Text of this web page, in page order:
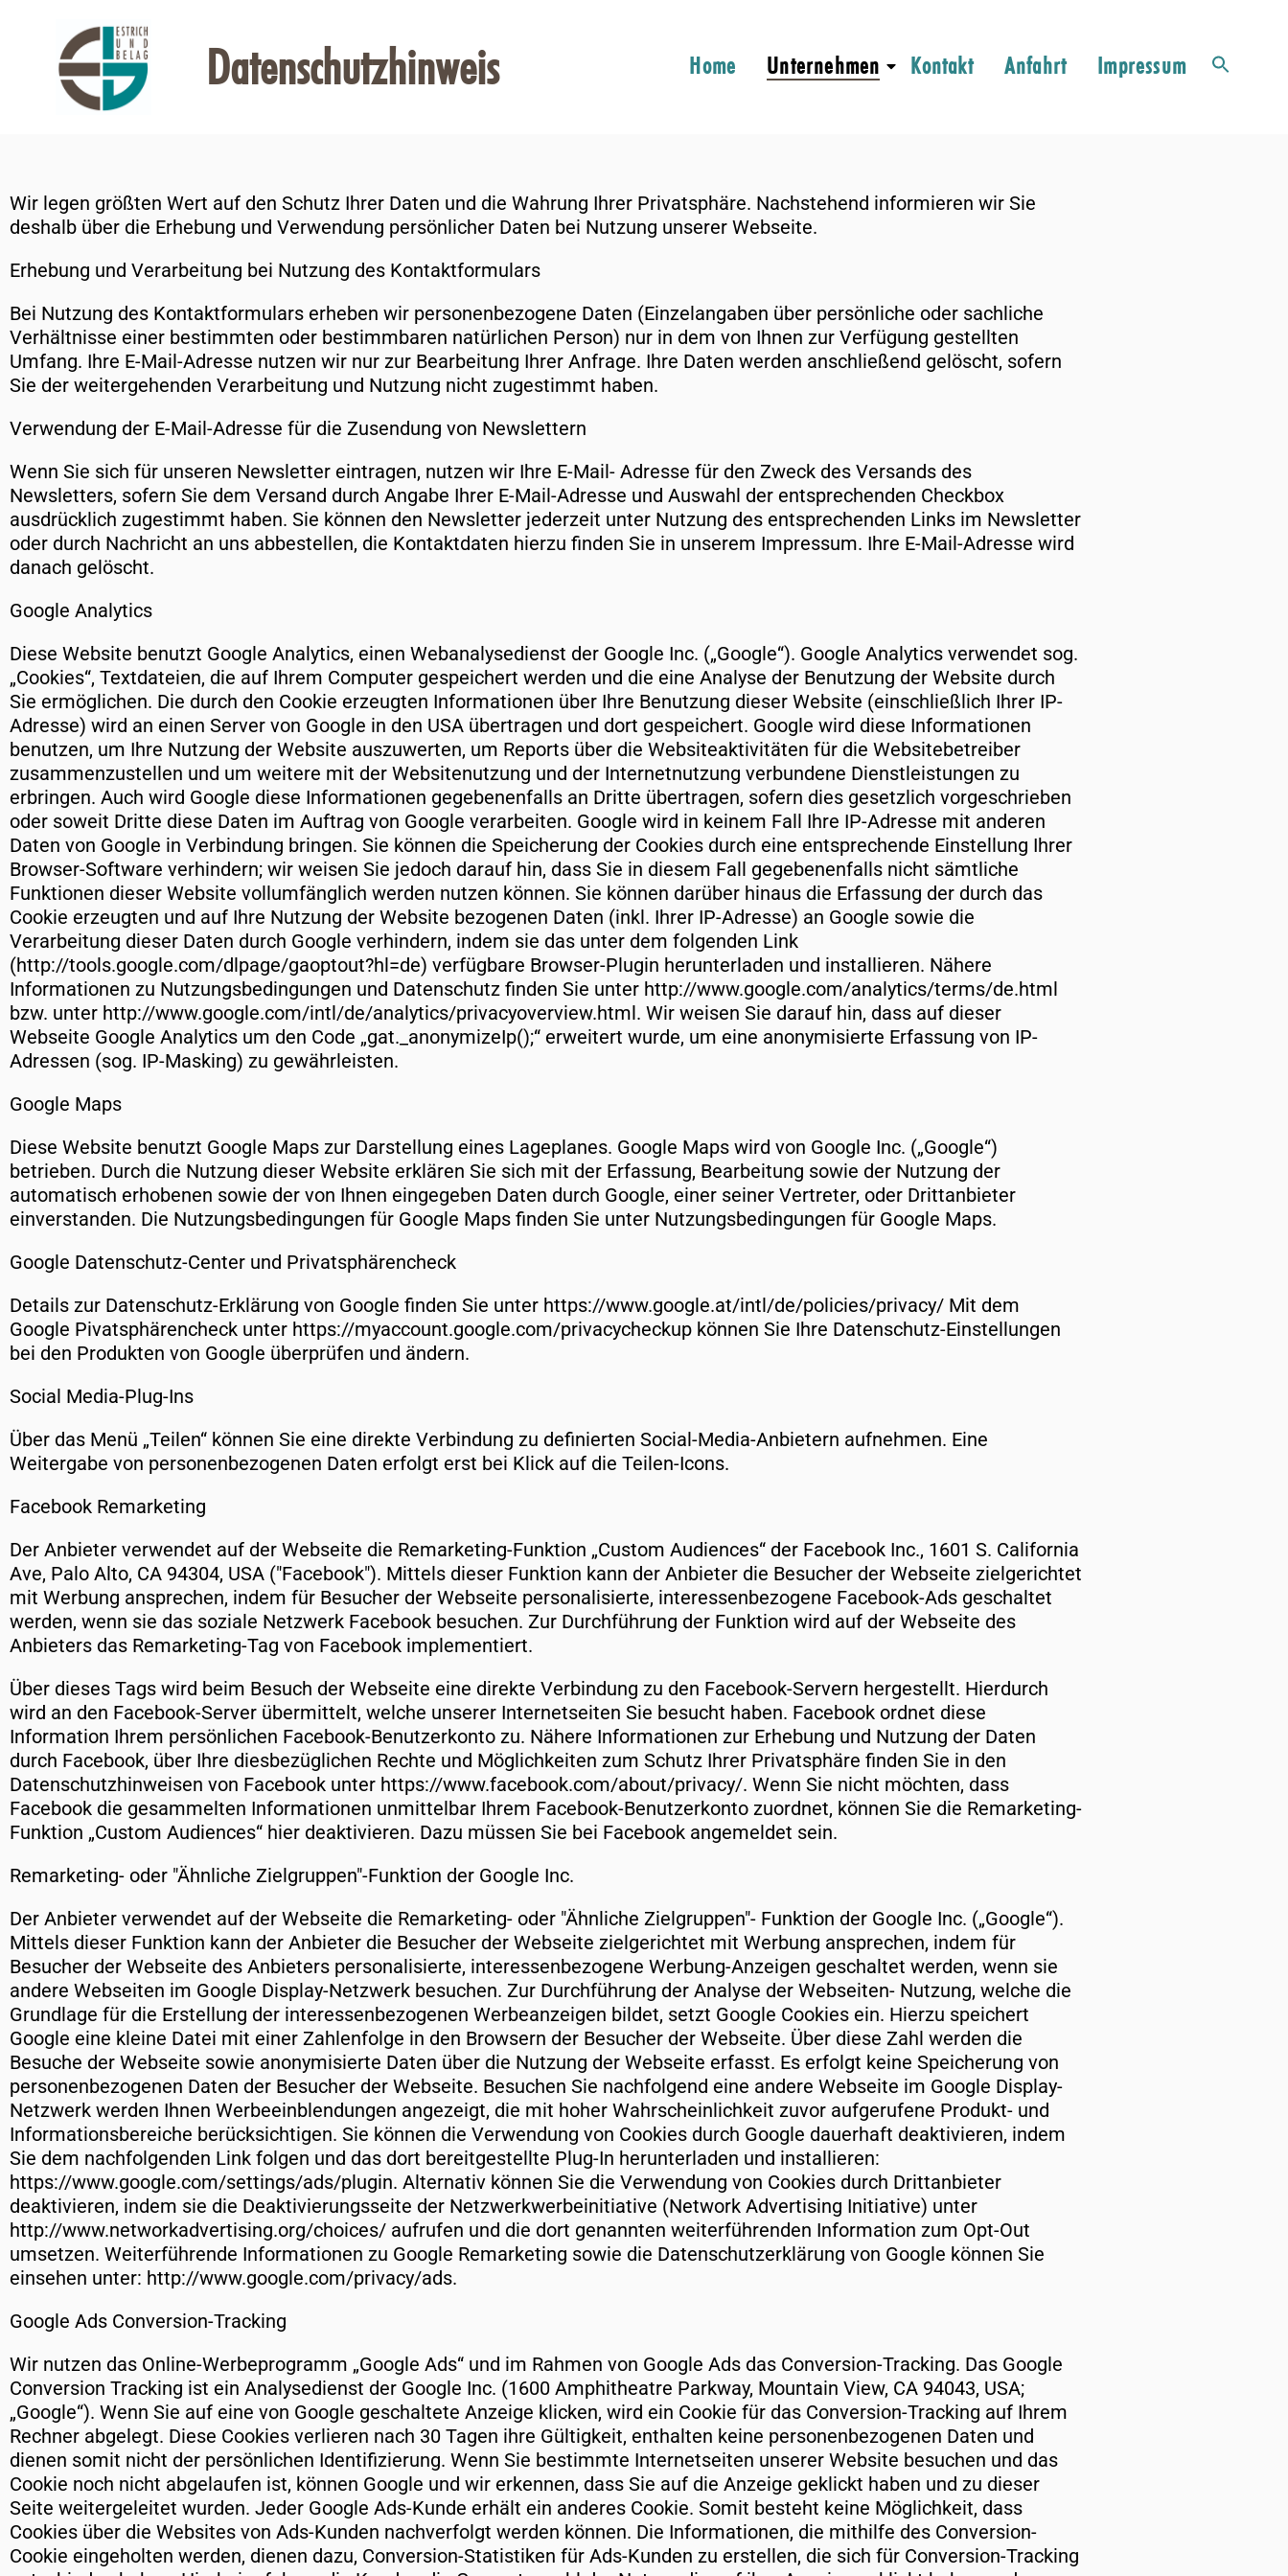
Datenschutzhinweis Home Unternehmen Kontakt Anfahrt Impressum
Wir legen größten Wert auf den Schutz Ihrer Daten und die Wahrung Ihrer Privatsphäre. Nachstehend informieren wir Sie
deshalb über die Erhebung und Verwendung persönlicher Daten bei Nutzung unserer Webseite.
Erhebung und Verarbeitung bei Nutzung des Kontaktformulars
Bei Nutzung des Kontaktformulars erheben wir personenbezogene Daten (Einzelangaben über persönliche oder sachliche
Verhältnisse einer bestimmten oder bestimmbaren natürlichen Person) nur in dem von Ihnen zur Verfügung gestellten
Umfang. Ihre E-Mail-Adresse nutzen wir nur zur Bearbeitung Ihrer Anfrage. Ihre Daten werden anschließend gelöscht, sofern
Sie der weitergehenden Verarbeitung und Nutzung nicht zugestimmt haben.
Verwendung der E-Mail-Adresse für die Zusendung von Newslettern
Wenn Sie sich für unseren Newsletter eintragen, nutzen wir Ihre E-Mail- Adresse für den Zweck des Versands des
Newsletters, sofern Sie dem Versand durch Angabe Ihrer E-Mail-Adresse und Auswahl der entsprechenden Checkbox
ausdrücklich zugestimmt haben. Sie können den Newsletter jederzeit unter Nutzung des entsprechenden Links im Newsletter
oder durch Nachricht an uns abbestellen, die Kontaktdaten hierzu finden Sie in unserem Impressum. Ihre E-Mail-Adresse wird
danach gelöscht.
Google Analytics
Diese Website benutzt Google Analytics, einen Webanalysedienst der Google Inc. („Google“). Google Analytics verwendet sog.
„Cookies“, Textdateien, die auf Ihrem Computer gespeichert werden und die eine Analyse der Benutzung der Website durch
Sie ermöglichen. Die durch den Cookie erzeugten Informationen über Ihre Benutzung dieser Website (einschließlich Ihrer IP-
Adresse) wird an einen Server von Google in den USA übertragen und dort gespeichert. Google wird diese Informationen
benutzen, um Ihre Nutzung der Website auszuwerten, um Reports über die Websiteaktivitäten für die Websitebetreiber
zusammenzustellen und um weitere mit der Websitenutzung und der Internetnutzung verbundene Dienstleistungen zu
erbringen. Auch wird Google diese Informationen gegebenenfalls an Dritte übertragen, sofern dies gesetzlich vorgeschrieben
oder soweit Dritte diese Daten im Auftrag von Google verarbeiten. Google wird in keinem Fall Ihre IP-Adresse mit anderen
Daten von Google in Verbindung bringen. Sie können die Speicherung der Cookies durch eine entsprechende Einstellung Ihrer
Browser-Software verhindern; wir weisen Sie jedoch darauf hin, dass Sie in diesem Fall gegebenenfalls nicht sämtliche
Funktionen dieser Website vollumfänglich werden nutzen können. Sie können darüber hinaus die Erfassung der durch das
Cookie erzeugten und auf Ihre Nutzung der Website bezogenen Daten (inkl. Ihrer IP-Adresse) an Google sowie die
Verarbeitung dieser Daten durch Google verhindern, indem sie das unter dem folgenden Link
(http://tools.google.com/dlpage/gaoptout?hl=de) verfügbare Browser-Plugin herunterladen und installieren. Nähere
Informationen zu Nutzungsbedingungen und Datenschutz finden Sie unter http://www.google.com/analytics/terms/de.html
bzw. unter http://www.google.com/intl/de/analytics/privacyoverview.html. Wir weisen Sie darauf hin, dass auf dieser
Webseite Google Analytics um den Code „gat._anonymizeIp();“ erweitert wurde, um eine anonymisierte Erfassung von IP-
Adressen (sog. IP-Masking) zu gewährleisten.
Google Maps
Diese Website benutzt Google Maps zur Darstellung eines Lageplanes. Google Maps wird von Google Inc. („Google“)
betrieben. Durch die Nutzung dieser Website erklären Sie sich mit der Erfassung, Bearbeitung sowie der Nutzung der
automatisch erhobenen sowie der von Ihnen eingegeben Daten durch Google, einer seiner Vertreter, oder Drittanbieter
einverstanden. Die Nutzungsbedingungen für Google Maps finden Sie unter Nutzungsbedingungen für Google Maps.
Google Datenschutz-Center und Privatsphärencheck
Details zur Datenschutz-Erklärung von Google finden Sie unter https://www.google.at/intl/de/policies/privacy/ Mit dem
Google Pivatsphärencheck unter https://myaccount.google.com/privacycheckup können Sie Ihre Datenschutz-Einstellungen
bei den Produkten von Google überprüfen und ändern.
Social Media-Plug-Ins
Über das Menü „Teilen“ können Sie eine direkte Verbindung zu definierten Social-Media-Anbietern aufnehmen. Eine
Weitergabe von personenbezogenen Daten erfolgt erst bei Klick auf die Teilen-Icons.
Facebook Remarketing
Der Anbieter verwendet auf der Webseite die Remarketing-Funktion „Custom Audiences“ der Facebook Inc., 1601 S. California
Ave, Palo Alto, CA 94304, USA ("Facebook"). Mittels dieser Funktion kann der Anbieter die Besucher der Webseite zielgerichtet
mit Werbung ansprechen, indem für Besucher der Webseite personalisierte, interessenbezogene Facebook-Ads geschaltet
werden, wenn sie das soziale Netzwerk Facebook besuchen. Zur Durchführung der Funktion wird auf der Webseite des
Anbieters das Remarketing-Tag von Facebook implementiert.
Über dieses Tags wird beim Besuch der Webseite eine direkte Verbindung zu den Facebook-Servern hergestellt. Hierdurch
wird an den Facebook-Server übermittelt, welche unserer Internetseiten Sie besucht haben. Facebook ordnet diese
Information Ihrem persönlichen Facebook-Benutzerkonto zu. Nähere Informationen zur Erhebung und Nutzung der Daten
durch Facebook, über Ihre diesbezüglichen Rechte und Möglichkeiten zum Schutz Ihrer Privatsphäre finden Sie in den
Datenschutzhinweisen von Facebook unter https://www.facebook.com/about/privacy/. Wenn Sie nicht möchten, dass
Facebook die gesammelten Informationen unmittelbar Ihrem Facebook-Benutzerkonto zuordnet, können Sie die Remarketing-
Funktion „Custom Audiences“ hier deaktivieren. Dazu müssen Sie bei Facebook angemeldet sein.
Remarketing- oder "Ähnliche Zielgruppen"-Funktion der Google Inc.
Der Anbieter verwendet auf der Webseite die Remarketing- oder "Ähnliche Zielgruppen"- Funktion der Google Inc. („Google“).
Mittels dieser Funktion kann der Anbieter die Besucher der Webseite zielgerichtet mit Werbung ansprechen, indem für
Besucher der Webseite des Anbieters personalisierte, interessenbezogene Werbung-Anzeigen geschaltet werden, wenn sie
andere Webseiten im Google Display-Netzwerk besuchen. Zur Durchführung der Analyse der Webseiten- Nutzung, welche die
Grundlage für die Erstellung der interessenbezogenen Werbeanzeigen bildet, setzt Google Cookies ein. Hierzu speichert
Google eine kleine Datei mit einer Zahlenfolge in den Browsern der Besucher der Webseite. Über diese Zahl werden die
Besuche der Webseite sowie anonymisierte Daten über die Nutzung der Webseite erfasst. Es erfolgt keine Speicherung von
personenbezogenen Daten der Besucher der Webseite. Besuchen Sie nachfolgend eine andere Webseite im Google Display-
Netzwerk werden Ihnen Werbeeinblendungen angezeigt, die mit hoher Wahrscheinlichkeit zuvor aufgerufene Produkt- und
Informationsbereiche berücksichtigen. Sie können die Verwendung von Cookies durch Google dauerhaft deaktivieren, indem
Sie dem nachfolgenden Link folgen und das dort bereitgestellte Plug-In herunterladen und installieren:
https://www.google.com/settings/ads/plugin. Alternativ können Sie die Verwendung von Cookies durch Drittanbieter
deaktivieren, indem sie die Deaktivierungsseite der Netzwerkwerbeinitiative (Network Advertising Initiative) unter
http://www.networkadvertising.org/choices/ aufrufen und die dort genannten weiterführenden Information zum Opt-Out
umsetzen. Weiterführende Informationen zu Google Remarketing sowie die Datenschutzerklärung von Google können Sie
einsehen unter: http://www.google.com/privacy/ads.
Google Ads Conversion-Tracking
Wir nutzen das Online-Werbeprogramm „Google Ads“ und im Rahmen von Google Ads das Conversion-Tracking. Das Google
Conversion Tracking ist ein Analysedienst der Google Inc. (1600 Amphitheatre Parkway, Mountain View, CA 94043, USA;
„Google“). Wenn Sie auf eine von Google geschaltete Anzeige klicken, wird ein Cookie für das Conversion-Tracking auf Ihrem
Rechner abgelegt. Diese Cookies verlieren nach 30 Tagen ihre Gültigkeit, enthalten keine personenbezogenen Daten und
dienen somit nicht der persönlichen Identifizierung. Wenn Sie bestimmte Internetseiten unserer Website besuchen und das
Cookie noch nicht abgelaufen ist, können Google und wir erkennen, dass Sie auf die Anzeige geklickt haben und zu dieser
Seite weitergeleitet wurden. Jeder Google Ads-Kunde erhält ein anderes Cookie. Somit besteht keine Möglichkeit, dass
Cookies über die Websites von Ads-Kunden nachverfolgt werden können. Die Informationen, die mithilfe des Conversion-
Cookie eingeholten werden, dienen dazu, Conversion-Statistiken für Ads-Kunden zu erstellen, die sich für Conversion-Tracking